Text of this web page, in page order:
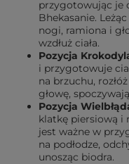
przygotowując je
Bhekasanie.
nogi, ramiona i
wzdłuż ciała.
Pozycja
i przygotowuje
na brzuchu,
głowę,
Pozycja
klatkę piersiową i
jest ważne w
na podłodze,
unosząc biodra.